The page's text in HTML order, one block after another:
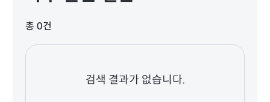
총 0건
검색 결과가 없습니다.